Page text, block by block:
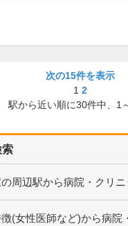
次の15件を表示
1 2
駅から近い順に30件中、 1
索
周辺駅から病院・クリ
(女性医師など)から病院